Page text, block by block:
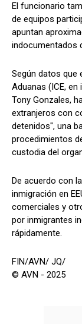
El funcionario
de equipos
apuntan
indocumentados
Según datos que
Aduanas (ICE,
Tony Gonzales,
extranjeros con
detenidos", una
procedimientos
custodia del
De acuerdo con
inmigración en
comerciales y
por inmigrantes
rápidamente.
FIN/AVN/ JQ/
© AVN - 2025